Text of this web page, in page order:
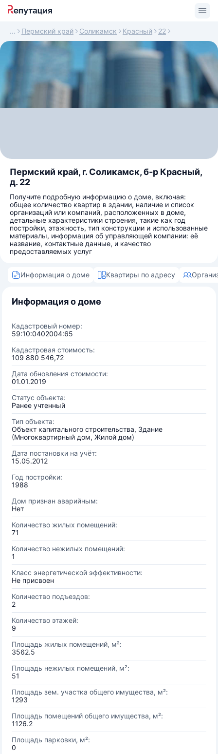
Пермский край Соликамск Красный 22
Пермский край, г. Соликамск, б-р Красный,
д. 22
Получите подробную информацию о доме, включая:
общее количество квартир в здании, наличие и список
организаций или компаний, расположенных в доме,
детальные характеристики строения, такие как год
постройки, этажность, тип конструкции и использованные
материалы, информация об управляющей компании: её
название, контактные данные, и качество
предоставляемых услуг
Информация о доме Квартиры по адресу
Информация о доме
Кадастровый номер:
59:10:0402004:65
Кадастровая стоимость:
109 880 546,72
Дата обновления стоимости:
01.01.2019
Статус объекта:
Ранее учтенный
Тип объекта:
Объект капитального строительства, Здание
(Многоквартирный дом, Жилой дом)
Дата постановки на учёт:
15.05.2012
Год постройки:
1988
Дом признан аварийным:
Нет
Количество жилых помещений:
71
Количество нежилых помещений:
1
Класс энергетической эффективности:
Не присвоен
Количество подъездов:
2
Количество этажей:
9
Площадь жилых помещений, м²:
3562.5
Площадь нежилых помещений, м²:
51
Площадь зем. участка общего имущества, м²:
1293
Площадь помещений общего имущества, м²:
1126.2
Площадь парковки, м²:
0